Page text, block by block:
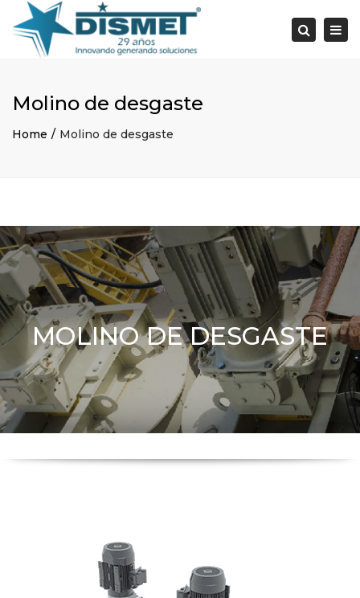
Search
Molino de desgaste
Home Molino de desgaste
MOLINO DE DESGASTE